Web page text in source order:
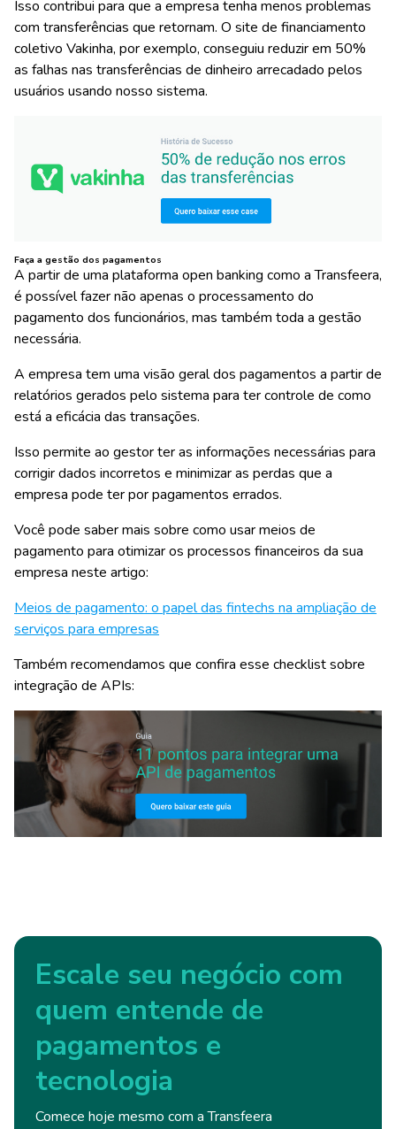
Isso contribui para que a empresa tenha menos problemas
com transferências que retornam. O site de financiamento
coletivo Vakinha, por exemplo, conseguiu reduzir em 50%
as falhas nas transferências de dinheiro arrecadado pelos
usuários usando nosso sistema.
Faça a gestão dos pagamentos
A partir de uma plataforma open banking como a Transfeera,
é possível fazer não apenas o processamento do
pagamento dos funcionários, mas também toda a gestão
necessária.
A empresa tem uma visão geral dos pagamentos a partir de
relatórios gerados pelo sistema para tercontrole de como
está a eficácia das transações.
Isso permite ao gestor ter as informações necessárias para
corrigir dados incorretos e minimizar as perdas que a
empresa pode ter por pagamentos errados.
Você pode saber mais sobre como usar meios de
pagamento para otimizar os processos financeiros da sua
empresa neste artigo:
Meios de pagamento: o papel das fintechs na ampliação de
serviços para empresas
Também recomendamos que confira esse checklist sobre
integração de APIs:
Escale seu negócio com
quem entende de
pagamentos e
tecnologia
Comece hoje mesmo com a Transfeera